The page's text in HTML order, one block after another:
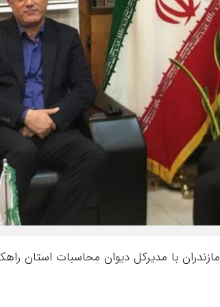
با مدیرکل دیوان محاسبات استان